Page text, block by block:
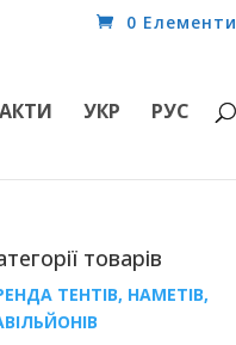
0 Елементи
УКР РУС
товарів
ТЕНТІВ, НАМЕТІВ,